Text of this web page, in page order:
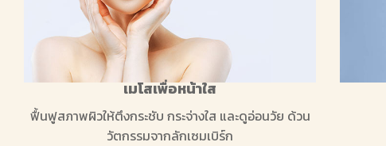
เมโสเพื่อหน้าใส
ฟื้นฟูสภาพผิวให้ตึงกระชับ กระจ่างใส และดูอ่อนวัย ด้วน
วัตกรรมจากลักเซมเบิร์ก